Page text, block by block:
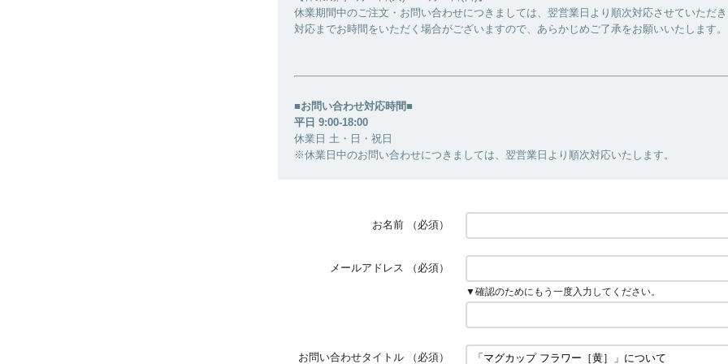
休業期間中のご注文・お問い合わせにつきましては、翌営業日より順次対応させていただ
対応までお時間をいただく場合がございますので、あらかじめご了承をお願いいたします。
■お問い合わせ対応時間■
平日 9:00-18:00
休業日 土・日・祝日
※休業日中のお問い合わせにつきましては、翌営業日より順次対応いたします。
お名前 （必須）
メールアドレス （必須）
▼確認のためにもう一度入力してください。
お問い合わせタイトル （必須）